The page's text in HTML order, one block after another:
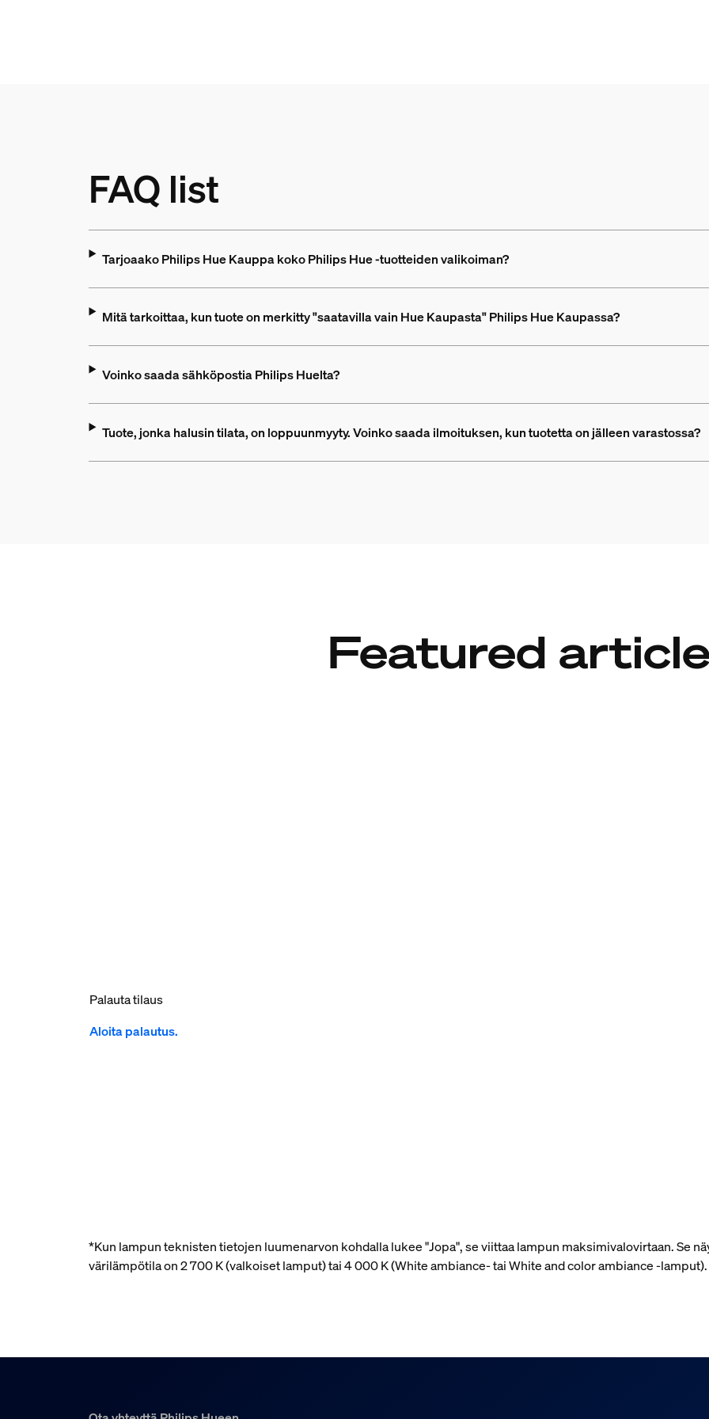
FAQ list
Tarjoaako Philips Hue Kauppa koko Philips Hue -tuotteiden valikoiman?
Mitä tarkoittaa, kun tuote on merkitty "saatavilla vain Hue Kaupasta" Philips Hue Kaupassa?
Voinko saada sähköpostia Philips Huelta?
Tuote, jonka halusin tilata, on loppuunmyyty. Voinko saada ilmoituksen, kun tuotetta on jälleen varastossa?
Featured
Palauta tilaus
Aloita palautus.
*Kun lampun teknisten tietojen luumenarvon kohdalla lukee "Jopa", se viittaa lampun maksimivalovirtaan. Se
värilämpötila on 2 700 K (valkoiset lamput) tai 4 000 K (White ambiance- tai White and color ambiance